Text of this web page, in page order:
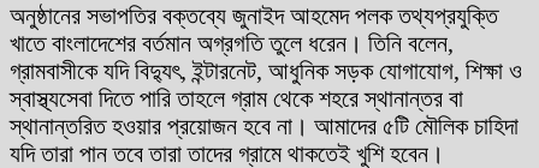
অনুষ্ঠানের সভাপতির বক্তব্যে জুনাইদ আহমেদ পলক তথ্যপ্রযুক্তি
খাতে বাংলাদেশের বর্তমান অগ্রগতি তুলে ধরেন। তিনি বলেন,
গ্রামবাসীকে যদি বিদ্যুৎ, ইন্টারনেট, আধুনিক সড়ক যোগাযোগ, শিক্ষা ও
স্বাস্থ্যসেবা দিতে পারি তাহলে গ্রাম থেকে শহরে স্থানান্তর বা
স্থানান্তরিত হওয়ার প্রয়োজন হবে না। আমাদের ৫টি মৌলিক চাহিদা
যদি তারা পান তবে তারা তাদের গ্রামে থাকতেই খুশি হবেন।